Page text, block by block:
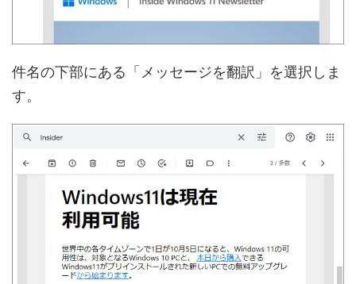
件名の下部にある「メッセージを翻訳」を選択しま
す。